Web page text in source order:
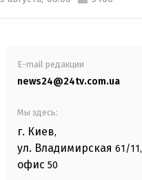
E-mail редакции
news24@24tv.com.ua
Мы здесь:
г. Киев,
ул. Владимирская 61/11,
офис 50